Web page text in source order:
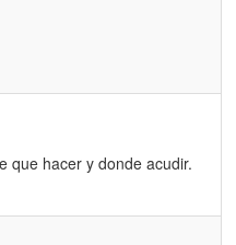
que hacer y donde acudir.